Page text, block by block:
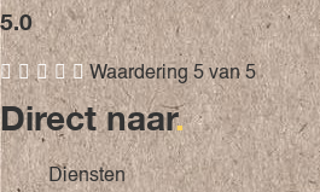
5.0
    Waardering 5 van 5
Direct naar.
Diensten